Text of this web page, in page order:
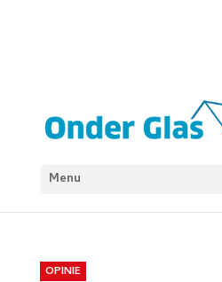
Menu
OPINIE